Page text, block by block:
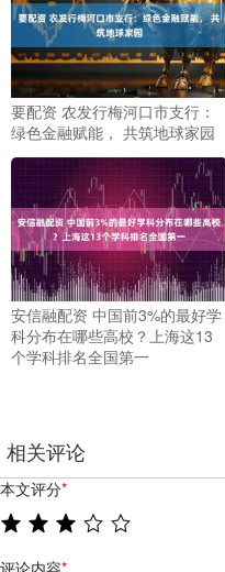
要配资 农发行梅河口市支行：
绿色金融赋能， 共筑地球家园
安信融配资 中国前3%的最好学
科分布在哪些高校？上海这13
个学科排名全国第一
相关评论
本文评分*
评论内容*